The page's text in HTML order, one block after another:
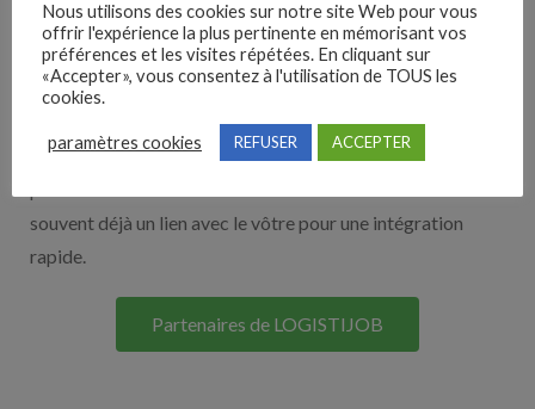
Nos solutions entreprises
Découvrez nos partenaires ! Moteurs de recherches,
multidiffuseurs, sites payant… nombreux sont nos
souvent déjà un lien avec le vôtre pour une intégration
rapide.
Partenaires de LOGISTIJOB
Nous utilisons des cookies sur notre site Web pour vous
offrir l'expérience la plus pertinente en mémorisant vos
préférences et les visites répétées. En cliquant sur
«Accepter», vous consentez à l'utilisation de TOUS les
cookies.
paramètres cookies REFUSER ACCEPTER